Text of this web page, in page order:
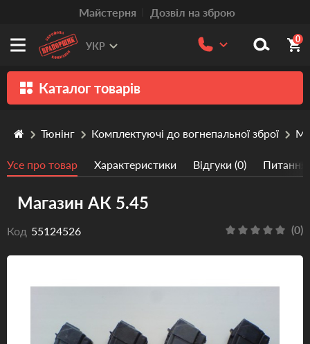
Mайстерня Дозвіл на зброю
УКР
0
Каталог товарів
Травматична зброя
Пістолети та револьвери
Оптика
Тюнінг
Одяг та взуття
Тюнінг Комплектуючі до вогнепальної зброї
Усе про товар Характеристики Відгуки (0)
Магазин АК 5.45
Код 55124526 (0)